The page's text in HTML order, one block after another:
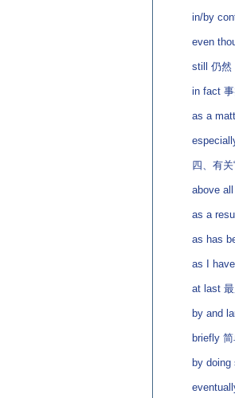
in/by
even
still 仍然
in fact 事
as a
especially
四、有关“
above all
as a result
as has
as I have
at last 最
by and
briefly 简
by doing
eventually